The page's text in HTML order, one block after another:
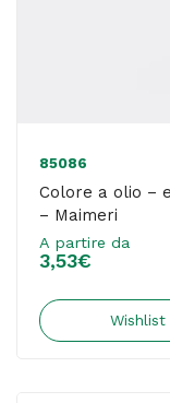
85086
Colore a olio –
– Maimeri
A partire da
3,53€
Wishlist